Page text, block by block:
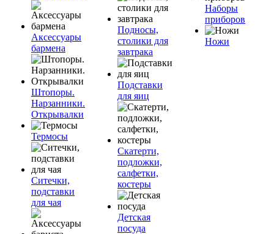
Аксессуары
бармена
Штопоры.
Нарзанники.
Открывалки
Термосы
Ситечки,
подставки
для чая
Подносы,
столики для
завтрака
Подставки
для яиц
Скатерти,
подложки,
салфетки,
костеры
Детская
посуда
Наборы
приборов
Ножи